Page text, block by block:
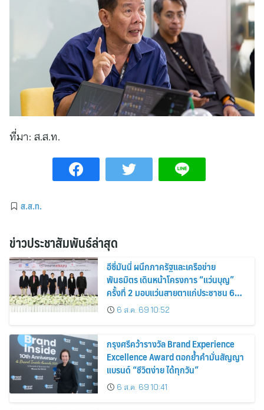
ที่มา: ส.ส.ท.
ส.ส.ท.
ข่าวประชาสัมพันธ์ล่าสุด
อีซี่มันนี่ ผนึกภาครัฐและเครือข่าย
พันธมิตร เดินหน้าโครงการ “แว่นบุญ”
ครั้งที่ 2 มอบแว่นสายตาแก่ประชาชน 600
คน ขยายโอกาสการมองเห็นสู่ชุมชนไทย
6 ส.ค. 69 10:52
กรุงศรีคว้ารางวัล Brand Experience
Excellence Award ตอกย้ำคำมั่นสัญญา
แบรนด์ “ชีวิตง่าย ได้ทุกวัน”
6 ส.ค. 69 10:41